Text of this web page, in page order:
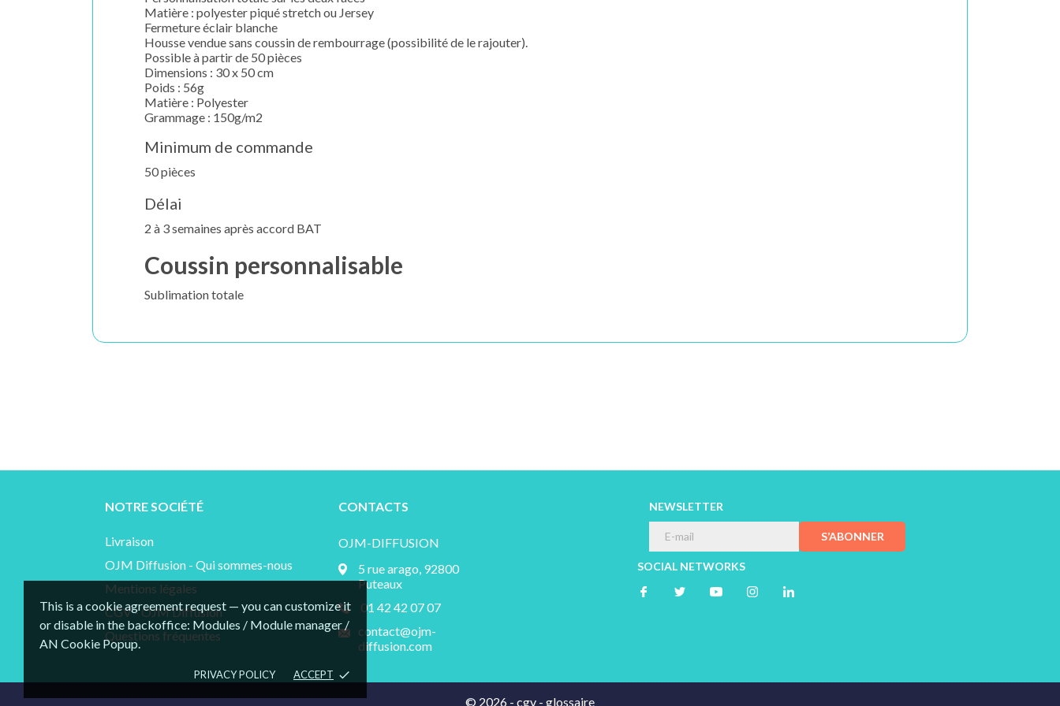
This is a cookie agreement request — you can customize it
or disable in the backoffice: Modules / Module manager /
AN Cookie Popup.
PRIVACY POLICY ACCEPT done
Matière : polyester piqué stretch ou Jersey
Fermeture éclair blanche
Housse vendue sans coussin de rembourrage (possibilité de le rajouter).
Possible à partir de 50 pièces
Dimensions : 30 x 50 cm
Poids : 56g
Matière : Polyester
Grammage : 150g/m2
Minimum de commande
50 pièces
Délai
2 à 3 semaines après accord BAT
Coussin personnalisable
Sublimation totale
NOTRE SOCIÉTÉ
Livraison
OJM Diffusion - Qui sommes-nous
Mentions légales
CGV - OJM Diffusion
Questions fréquentes
CONTACTS
OJM-DIFFUSION
5 rue arago, 92800
Puteaux
01 42 42 07 07
contact@ojm-
diffusion.com
NEWSLETTER
S’ABONNER
SOCIAL NETWORKS
© 2026 - cgv - glossaire